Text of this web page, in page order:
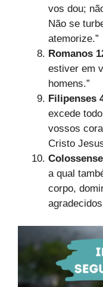
vos dou;
Não se
atemorize.”
Romanos
estiver em
homens.”
Filipenses
excede
vossos
Cristo
a qual
corpo,